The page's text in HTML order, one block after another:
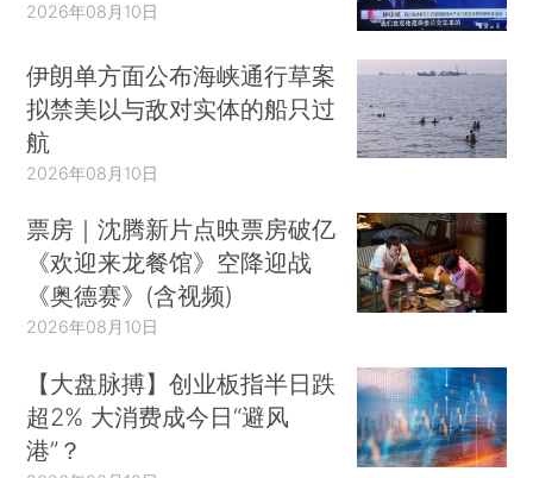
2026年08月10日
伊朗单方面公布海峡通行草案
拟禁美以与敌对实体的船只过
航
2026年08月10日
票房｜沈腾新片点映票房破亿
《欢迎来龙餐馆》空降迎战
《奥德赛》(含视频)
2026年08月10日
【大盘脉搏】创业板指半日跌
超2% 大消费成今日“避风
港”？